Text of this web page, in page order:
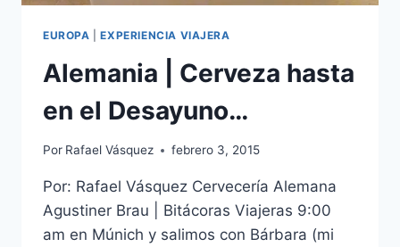
EUROPA |EXPERIENCIA VIAJERA
Alemania | Cerveza hasta
en el Desayuno…
Por Rafael Vásquez febrero 3, 2015
Por: Rafael Vásquez Cervecería Alemana
Agustiner Brau | Bitácoras Viajeras 9:00
am en Múnich y salimos con Bárbara (mi